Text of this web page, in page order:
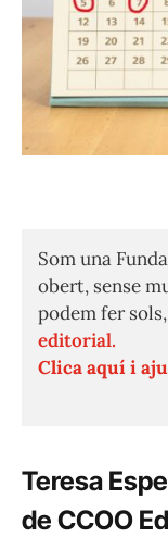
Som una
obert, sense
podem fer
editorial.
Clica aquí i
Teresa
de CCOO